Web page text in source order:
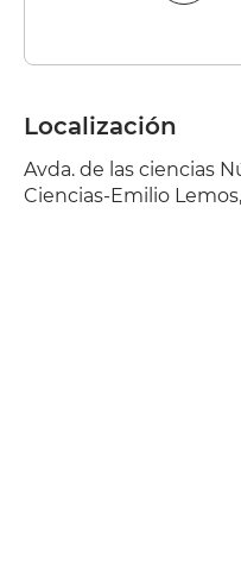
Localización
Avda. de las ciencias
Ciencias-Emilio